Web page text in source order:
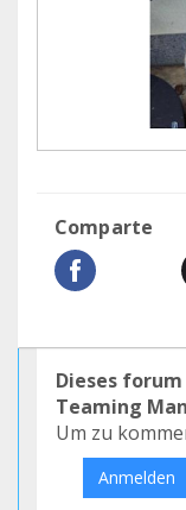
Comparte
Dieses
Teaming
Um zu
Anmelden